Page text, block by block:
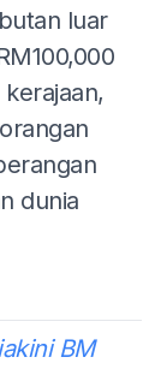
luar
dunia
BM